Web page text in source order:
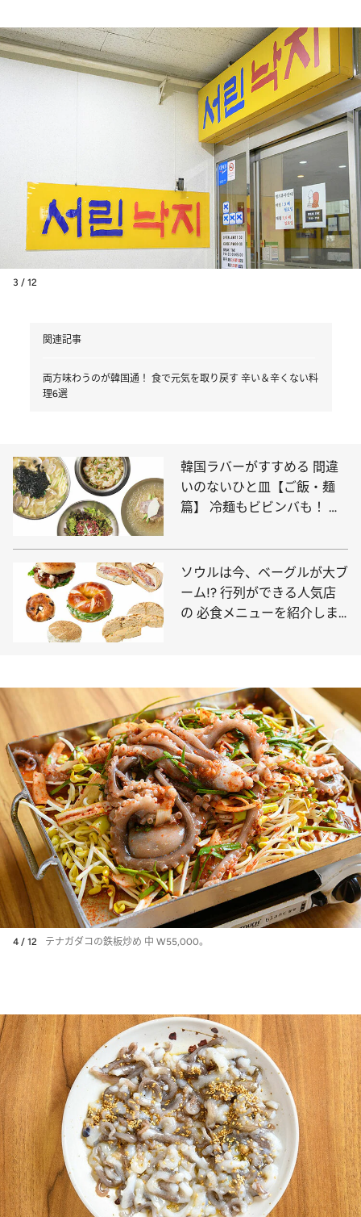
3 / 12
関連記事
両方味わうのが韓国通！ 食で元気を取り戻す 辛い＆辛くない料
理6選
韓国ラバーがすすめる 間違
いのないひと皿【ご飯・麺
篇】 冷麺もビビンバも！ 大
ソウルは今、ベーグルが大ブ
ーム!? 行列ができる人気店
の 必食メニューを紹介しま
4 / 12 テナガダコの鉄板炒め 中 W55,000。